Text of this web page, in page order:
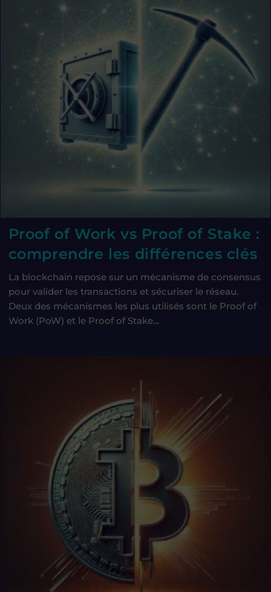
Proof of Work vs Proof of Stake :
comprendre les différences clés
La blockchain repose sur un mécanisme de consensus
pour valider les transactions et sécuriser le réseau.
Deux des mécanismes les plus utilisés sont le Proof of
Work (PoW) et le Proof of Stake…